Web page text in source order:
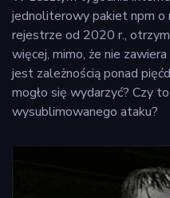
jednoliterowy pakiet npm o
rejestrze od 2020 r.,
więcej, mimo, że nie
jest zależnością ponad
mogło się wydarzyć? Czy
wysublimowanego ataku?